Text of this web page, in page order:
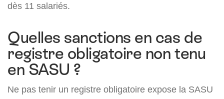
dès 11 salariés.
Quelles sanctions en cas de
registre obligatoire non tenu
en SASU ?
Ne pas tenir un registre obligatoire expose la SASU